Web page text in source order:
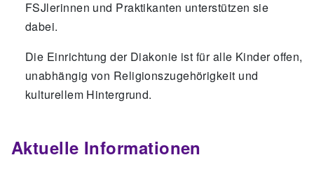
FSJlerinnen und Praktikanten unterstützen sie
dabei.
Die Einrichtung der Diakonie ist für alle Kinder offen,
unabhängig von Religionszugehörigkeit und
kulturellem Hintergrund.
Aktuelle Informationen